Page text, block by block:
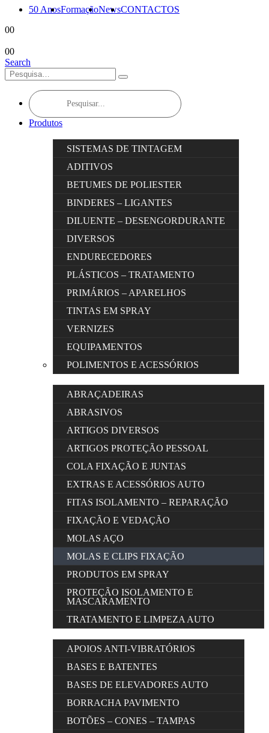
50 AnosFormaçãoNewsCONTACTOS
00
00
Search
Products
search
Produtos
SISTEMAS DE TINTAGEM
ADITIVOS
BETUMES DE POLIESTER
BINDERES – LIGANTES
DILUENTE – DESENGORDURANTE
DIVERSOS
ENDURECEDORES
PLÁSTICOS – TRATAMENTO
PRIMÁRIOS – APARELHOS
TINTAS EM SPRAY
VERNIZES
EQUIPAMENTOS
POLIMENTOS E ACESSÓRIOS
ABRAÇADEIRAS
ABRASIVOS
ARTIGOS DIVERSOS
ARTIGOS PROTEÇÃO PESSOAL
COLA FIXAÇÃO E JUNTAS
EXTRAS E ACESSÓRIOS AUTO
FITAS ISOLAMENTO – REPARAÇÃO
FIXAÇÃO E VEDAÇÃO
MOLAS AÇO
MOLAS E CLIPS FIXAÇÃO
PRODUTOS EM SPRAY
PROTEÇÃO ISOLAMENTO E
MASCARAMENTO
TRATAMENTO E LIMPEZA AUTO
APOIOS ANTI-VIBRATÓRIOS
BASES E BATENTES
BASES DE ELEVADORES AUTO
BORRACHA PAVIMENTO
BOTÕES – CONES – TAMPAS